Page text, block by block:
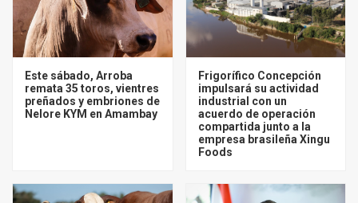
Este sábado, Arroba
remata 35 toros, vientres
preñados y embriones de
Nelore KYM en Amambay
Frigorífico Concepción
impulsará su actividad
industrial con un
acuerdo de operación
compartida junto a la
empresa brasileña Xingu
Foods